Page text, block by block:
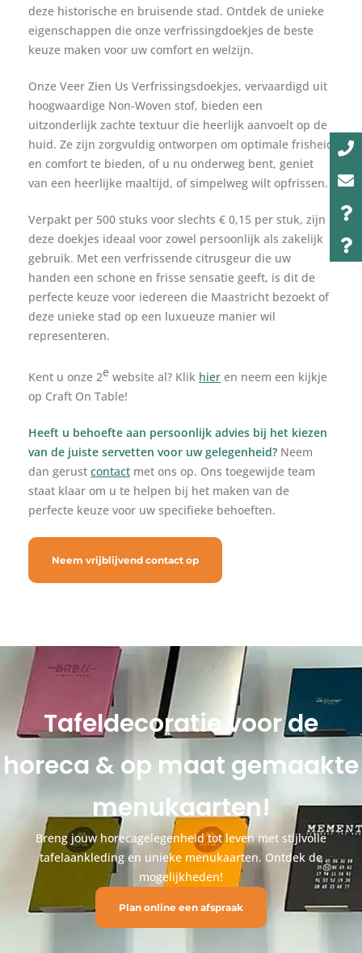
deze historische en bruisende stad. Ontdek de unieke
eigenschappen die onze verfrissingdoekjes de beste
keuze maken voor uw comfort en welzijn.
Onze Veer Zien Us Verfrissingsdoekjes, vervaardigd uit
hoogwaardige Non-Woven stof, bieden een
uitzonderlijk zachte textuur die heerlijk aanvoelt op de
huid. Ze zijn zorgvuldig ontworpen om optimale frisheid
en comfort te bieden, of u nu onderweg bent, geniet
van een heerlijke maaltijd, of simpelweg wilt opfrissen.
Verpakt per 500 stuks voor slechts € 0,15 per stuk, zijn
deze doekjes ideaal voor zowel persoonlijk als zakelijk
gebruik. Met een verfrissende citrusgeur die uw
handen een schone en frisse sensatie geeft, is dit de
perfecte keuze voor iedereen die Maastricht bezoekt of
deze unieke stad op een luxueuze manier wil
representeren.
Kent u onze 2e website al? Klik hier en neem een kijkje
op Craft On Table!
Heeft u behoefte aan persoonlijk advies bij het kiezen
van de juiste servetten voor uw gelegenheid? Neem
dan gerust contact met ons op. Ons toegewijde team
staat klaar om u te helpen bij het maken van de
perfecte keuze voor uw specifieke behoeften.
Neem vrijblijvend contact op
Tafeldecoratie voor de
horeca & op maat gemaakte
menukaarten!
Breng jouw horecagelegenheid tot leven met stijlvolle
tafelaankleding en unieke menukaarten. Ontdek de
mogelijkheden!
Plan online een afspraak